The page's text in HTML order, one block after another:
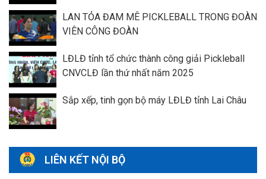
LAN TỎA ĐAM MÊ PICKLEBALL TRONG ĐOÀN
VIÊN CÔNG ĐOÀN
LĐLĐ tỉnh tổ chức thành công giải Pickleball
CNVCLĐ lần thứ nhất năm 2025
Sắp xếp, tinh gọn bộ máy LĐLĐ tỉnh Lai Châu
LIÊN KẾT NỘI BỘ